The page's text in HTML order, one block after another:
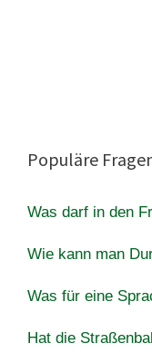
Populäre
Was darf in den
Wie kann man
Was für eine
Hat die